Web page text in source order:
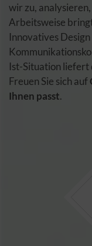
wir zu,
Arbeitsweise
Innovatives
Ist-Situation liefert
Freuen Sie sich auf
Ihnen passt.